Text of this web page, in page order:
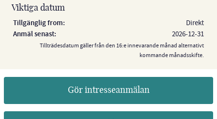
Viktiga datum
Tillgänglig from:
Direkt
Anmäl senast:
2026-12-31
Tillträdesdatum gäller från den 16:e innevarande månad alternativt
kommande månadsskifte.
Gör intresseanmälan